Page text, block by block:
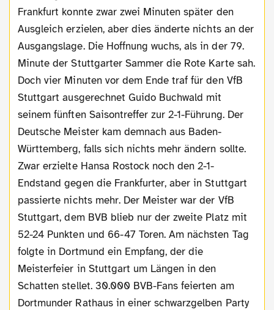
Frankfurt konnte zwar zwei Minuten später den
Ausgleich erzielen, aber dies änderte nichts an der
Ausgangslage. Die Hoffnung wuchs, als in der 79.
Minute der Stuttgarter Sammer die Rote Karte sah.
Doch vier Minuten vor dem Ende traf für den VfB
Stuttgart ausgerechnet Guido Buchwald mit
seinem fünften Saisontreffer zur 2-1-Führung. Der
Deutsche Meister kam demnach aus Baden-
Württemberg, falls sich nichts mehr ändern sollte.
Zwar erzielte Hansa Rostock noch den 2-1-
Endstand gegen die Frankfurter, aber in Stuttgart
passierte nichts mehr. Der Meister war der VfB
Stuttgart, dem BVB blieb nur der zweite Platz mit
52-24 Punkten und 66-47 Toren. Am nächsten Tag
folgte in Dortmund ein Empfang, der die
Meisterfeier in Stuttgart um Längen in den
Schatten stellet. 30.000 BVB-Fans feierten am
Dortmunder Rathaus in einer schwarzgelben Party